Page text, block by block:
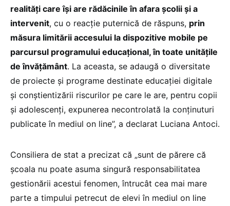
realități care își are rădăcinile în afara școlii și a
intervenit, cu o reacție puternică de răspuns, prin
măsura limitării accesului la dispozitive mobile pe
parcursul programului educațional, în toate unitățile
de învățământ. La aceasta, se adaugă o diversitate
de proiecte și programe destinate educației digitale
și conștientizării riscurilor pe care le are, pentru copii
și adolescenți, expunerea necontrolată la conținuturi
publicate în mediul on line”, a declarat Luciana Antoci.
Consiliera de stat a precizat că „sunt de părere că
școala nu poate asuma singură responsabilitatea
gestionării acestui fenomen, întrucât cea mai mare
parte a timpului petrecut de elevi în mediul on line